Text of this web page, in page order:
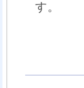
す。